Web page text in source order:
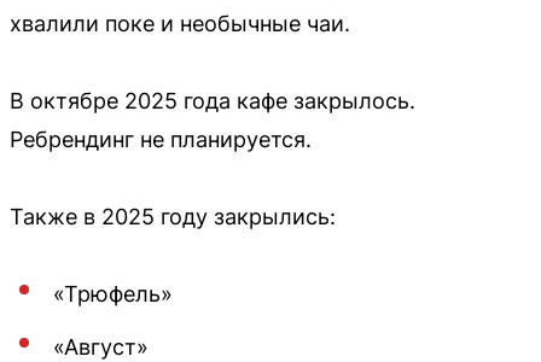
хвалили поке и необычные чаи.
В октябре 2025 года кафе закрылось.
Ребрендинг не планируется.
Также в 2025 году закрылись:
«Трюфель»
«Август»